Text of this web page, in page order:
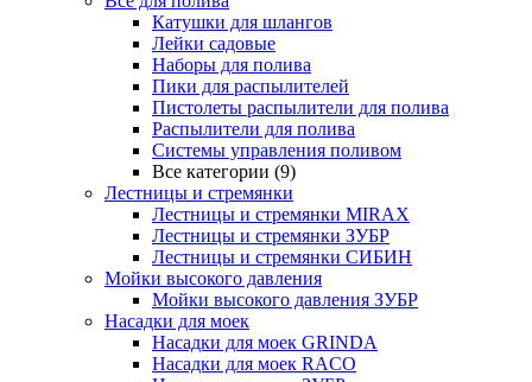
Катушки для шлангов
Лейки садовые
Наборы для полива
Пики для распылителей
Пистолеты распылители для полива
Распылители для полива
Системы управления поливом
Все категории (9)
Лестницы и стремянки
Лестницы и стремянки MIRAX
Лестницы и стремянки ЗУБР
Лестницы и стремянки СИБИН
Мойки высокого давления
Мойки высокого давления ЗУБР
Насадки для моек
Насадки для моек GRINDA
Насадки для моек RACO